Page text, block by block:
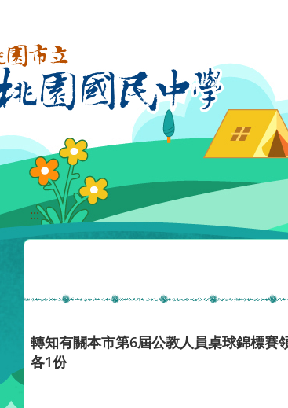
:::
轉知有關本市第6屆公教人員桌球錦標賽
各1份